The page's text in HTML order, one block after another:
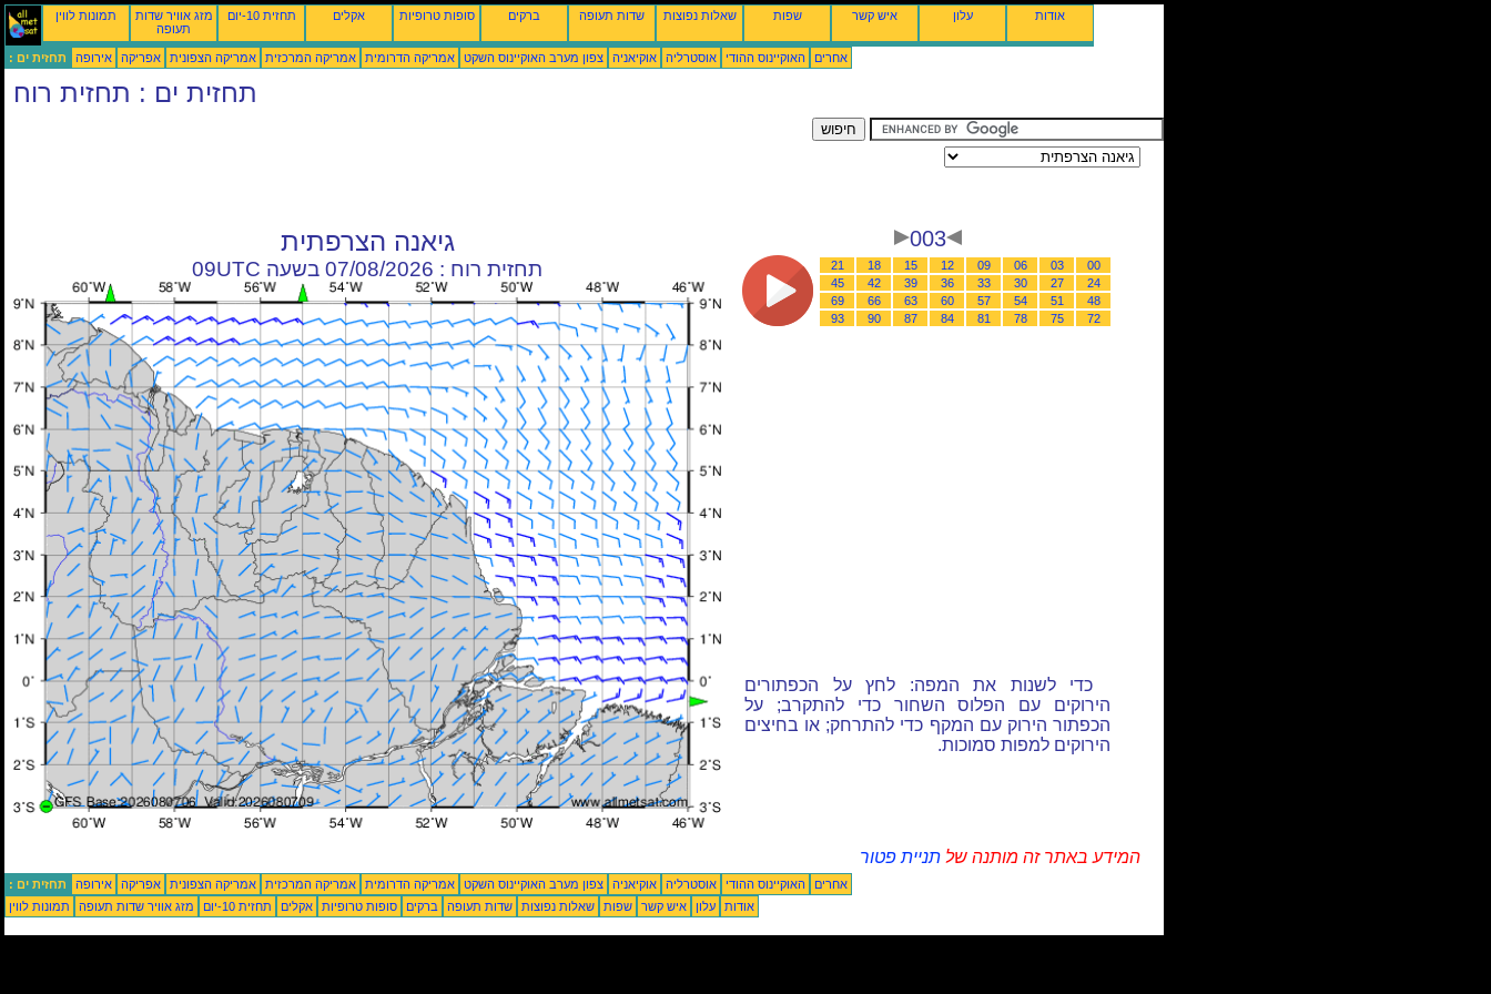
תמונות לווין
מזג אוויר שדות
תעופה
תחזית 10-יום אקלים סופות טרופיות ברקים שדות תעופה שאלות נפוצות שפות איש קשר עלון אודות
תחזית ים : אירופה אפריקה אמריקה הצפונית אמריקה המרכזית אמריקה הדרומית צפון מערב האוקיינוס השקט אוקיאניה אוסטרליה האוקיינוס ההודי אחרים
תחזית ים : תחזית רוח
גיאנה הצרפתית
תחזית רוח : 07/08/2026 בשעה 09UTC
003
00
03
06
09
12
15
18
21
24
27
30
33
36
39
42
45
48
51
54
57
60
63
66
69
72
75
78
81
84
87
90
93
כדי לשנות את המפה: לחץ על הכפתורים
הירוקים עם הפלוס השחור כדי להתקרב; על
הכפתור הירוק עם המקף כדי להתרחק; או בחיצים
הירוקים למפות סמוכות.
המידע באתר זה מותנה של תניית פטור
תחזית ים : אירופה אפריקה אמריקה הצפונית אמריקה המרכזית אמריקה הדרומית צפון מערב האוקיינוס השקט אוקיאניה אוסטרליה האוקיינוס ההודי
אחרים
תמונות לווין
מזג אוויר שדות תעופה תחזית 10-יום אקלים סופות טרופיות ברקים שדות תעופה שאלות נפוצות שפות איש קשר עלון אודות